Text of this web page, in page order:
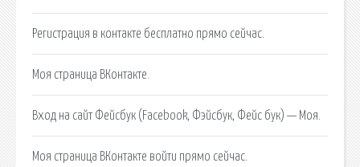
Регистрация в контакте бесплатно прямо сейчас.
Моя страница ВКонтакте.
Вход на сайт Фейсбук (Facebook, Фэйсбук, Фейс бук) — Моя.
Моя страница ВКонтакте войти прямо сейчас.